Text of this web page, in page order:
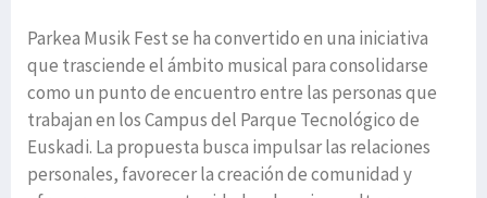
Parkea Musik Fest se ha convertido en una iniciativa
que trasciende el ámbito musical para consolidarse
como un punto de encuentro entre las personas que
trabajan en los Campus del Parque Tecnológico de
Euskadi. La propuesta busca impulsar las relaciones
personales, favorecer la creación de comunidad y